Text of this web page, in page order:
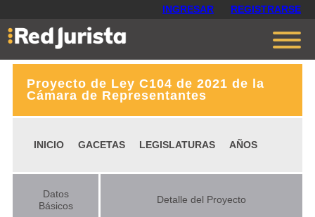
INGRESAR REGISTRARSE
Contáctanos
Planes
Proyecto de Ley C104 de 2021 de la
Cámara de Representantes
INICIO GACETAS LEGISLATURAS AÑOS
Datos
Básicos
Detalle del Proyecto